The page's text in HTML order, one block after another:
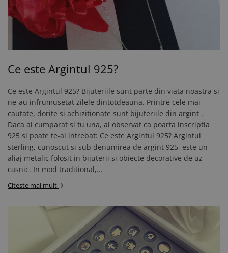
Ce este Argintul 925?
Ce este Argintul 925? Bijuteriile sunt parte din viata noastra si
ne-au infrumusetat zilele dintotdeauna. Printre cele mai
cautate, dorite si achizitionate sunt bijuteriile din argint .
Daca ai cumparat si tu una, ai observat ca poarta inscriptia
925 si poate te-ai intrebat: Ce este Argintul 925? Argintul
sterling, cunoscut si sub denumirea de argint 925, este un
aliaj metalic folosit in bijuterii si obiecte decorative de uz
casnic. In mod traditional,...
Citeste mai mult